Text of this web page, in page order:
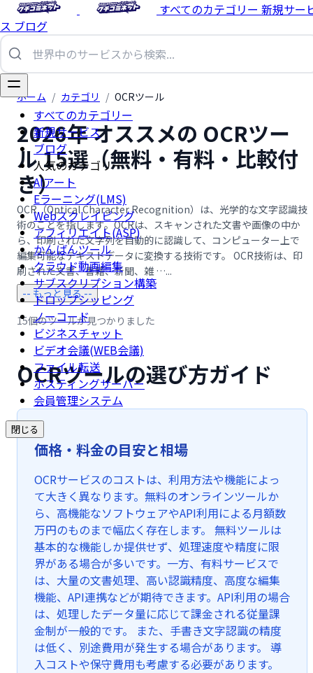
すべてのカテゴリー 新規サー
ス ブログ
すべてのカテゴリー
新規サービス
ブログ
人気のカテゴリー
AIアート
Eラーニング(LMS)
Webスクレイピング
アフィリエイト(ASP)
かんばんツール
クラウド動画編集
サブスクリプション構築
ドロップシッピング
ノーコード
ビジネスチャット
ビデオ会議(WEB会議)
ファイル転送
ホスティングサーバー
会員管理システム
閉じる
ホーム / カテゴリ / OCRツール
2026年 オススメの OCRツー
ル 15選（無料・有料・比較付
き）
OCR（Optical Character Recognition）は、光学的な文字認識技
術のことを指します。OCRは、スキャンされた文書や画像の中か
ら、印刷された文字列を自動的に認識して、コンピューター上で
編集可能なテキストデータに変換する技術です。 OCR技術は、印
刷された文書、書籍、新聞、雑 …...
-- もっと見る --
15個のツールが見つかりました
OCRツールの選び方ガイド
価格・料金の目安と相場
OCRサービスのコストは、利用方法や機能によっ
て大きく異なります。無料のオンラインツールか
ら、高機能なソフトウェアやAPI利用による月額数
万円のものまで幅広く存在します。 無料ツールは
基本的な機能しか提供せず、処理速度や精度に限
界がある場合が多いです。一方、有料サービスで
は、大量の文書処理、高い認識精度、高度な編集
機能、API連携などが期待できます。API利用の場合
は、処理したデータ量に応じて課金される従量課
金制が一般的です。 また、手書き文字認識の精度
は低く、別途費用が発生する場合があります。 導
入コストや保守費用も考慮する必要があります。